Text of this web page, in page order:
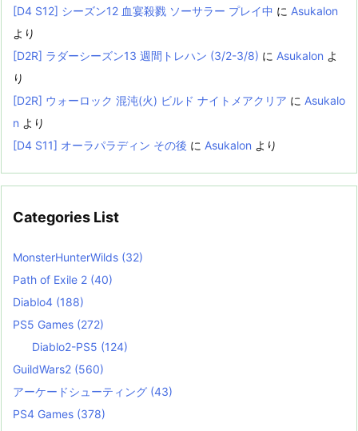
[D4 S12] シーズン12 血宴殺戮 ソーサラー プレイ中 に Asukalon
より
[D2R] ラダーシーズン13 週間トレハン (3/2-3/8) に Asukalon よ
り
[D2R] ウォーロック 混沌(火) ビルド ナイトメアクリア に Asukalo
n より
[D4 S11] オーラパラディン その後 に Asukalon より
Categories List
MonsterHunterWilds (32)
Path of Exile 2 (40)
Diablo4 (188)
PS5 Games (272)
Diablo2-PS5 (124)
GuildWars2 (560)
アーケードシューティング (43)
PS4 Games (378)